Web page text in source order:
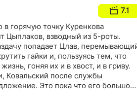
7.1
горячую точку Куренкова
Цыплаков, взводный из 5-роты.
попадает Цлав,
гайки и, пользуясь тем, что
гоняя их и в хвост, и в гриву.
Ковальский после службы
Это пока что его большой
бракосочетанием